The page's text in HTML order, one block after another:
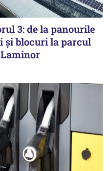
3: de la panourile
și blocuri la parcul